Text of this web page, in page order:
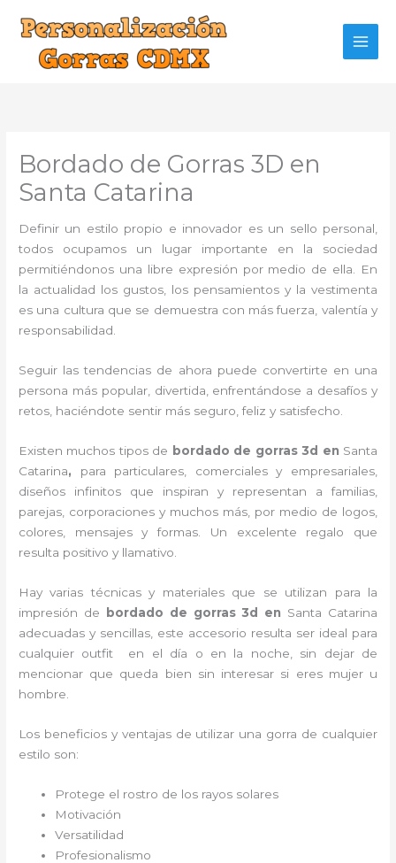
contenido
Bordado de Gorras 3D en
Santa Catarina
Definir un estilo propio e innovador es un sello personal,
todos ocupamos un lugar importante en la sociedad
permitiéndonos una libre expresión por medio de ella. En
la actualidad los gustos, los pensamientos y la vestimenta
es una cultura que se demuestra con más fuerza, valentía y
responsabilidad.
Seguir las tendencias de ahora puede convertirte en una
persona más popular, divertida, enfrentándose a desafíos y
retos, haciéndote sentir más seguro, feliz y satisfecho.
Existen muchos tipos de bordado de gorras 3d en Santa
Catarina, para particulares, comerciales y empresariales,
diseños infinitos que inspiran y representan a familias,
parejas, corporaciones y muchos más, por medio de logos,
colores, mensajes y formas. Un excelente regalo que
resulta positivo y llamativo.
Hay varias técnicas y materiales que se utilizan para la
impresión de
bordado de gorras 3d en Santa Catarina
adecuadas y sencillas, este accesorio resulta ser ideal para
cualquier outfit en el día o en la noche, sin dejar de
mencionar que queda bien sin interesar si eres mujer u
hombre.
Los beneficios y ventajas de utilizar una gorra de cualquier
estilo son:
Protege el rostro de los rayos solares
Motivación
Versatilidad
Profesionalismo